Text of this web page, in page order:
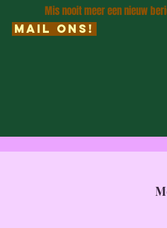
Mis nooit meer een nieuw
Mail ons!